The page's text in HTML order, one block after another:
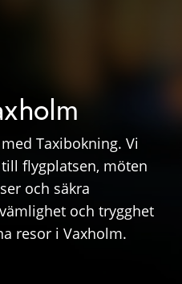
Taxibokning. Vi
flygplatsen, möten
och säkra
och trygghet
resor i Vaxholm.